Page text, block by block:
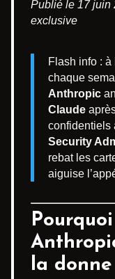
Publié le 17 juin
exclusive
Flash info : à
chaque
Anthropic
Claude
confidentiels
Security
rebat les
aiguise
la donne